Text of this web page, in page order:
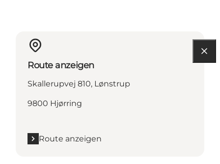
Route anzeigen
Skallerupvej 810, Lønstrup
9800 Hjørring
Route anzeigen